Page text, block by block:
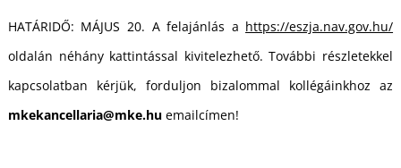
HATÁRIDŐ: MÁJUS 20. A felajánlás a https://eszja.nav.gov.hu/
oldalán néhány kattintással kivitelezhető. További részletekkel
kapcsolatban kérjük, forduljon bizalommal kollégáinkhoz az
mkekancellaria@mke.huemailcímen!